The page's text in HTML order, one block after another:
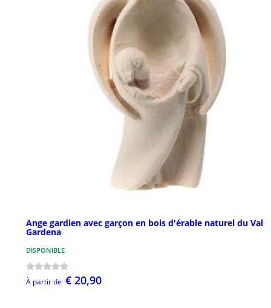
Ange gardien avec garçon en bois d'érable naturel du Val
Gardena
DISPONIBLE
À partir de € 20,90